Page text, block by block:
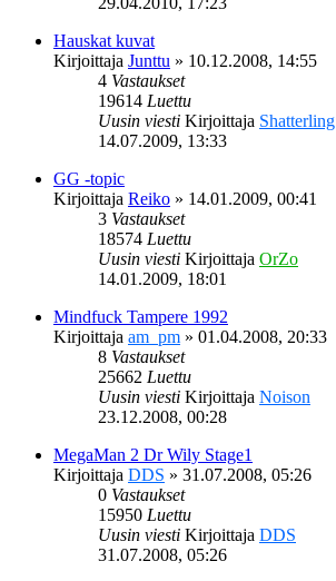
Hauskat kuvat
Kirjoittaja Junttu » 10.12.2008, 14:55
4 Vastaukset
19614 Luettu
Uusin viesti Kirjoittaja Shatterling
14.07.2009, 13:33
GG -topic
Kirjoittaja Reiko » 14.01.2009, 00:41
3 Vastaukset
18574 Luettu
Uusin viesti Kirjoittaja OrZo
14.01.2009, 18:01
Mindfuck Tampere 1992
Kirjoittaja am_pm » 01.04.2008, 20:33
8 Vastaukset
25662 Luettu
Uusin viesti Kirjoittaja Noison
23.12.2008, 00:28
MegaMan 2 Dr Wily Stage1
Kirjoittaja DDS » 31.07.2008, 05:26
0 Vastaukset
15950 Luettu
Uusin viesti Kirjoittaja DDS
31.07.2008, 05:26